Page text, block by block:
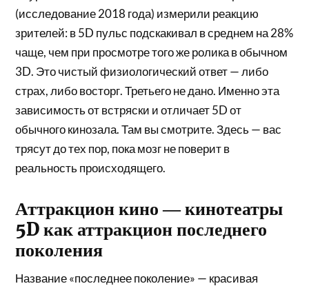
(исследование 2018 года) измерили реакцию
зрителей: в 5D пульс подскакивал в среднем на 28%
чаще, чем при просмотре того же ролика в обычном
3D. Это чистый физиологический ответ — либо
страх, либо восторг. Третьего не дано. Именно эта
зависимость от встряски и отличает 5D от
обычного кинозала. Там вы смотрите. Здесь — вас
трясут до тех пор, пока мозг не поверит в
реальность происходящего.
Аттракцион кино ― кинотеатры
5D как аттракцион последнего
поколения
Название «последнее поколение» — красивая